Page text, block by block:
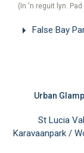
(In 'n reguit lyn.
False Bay
Urban
St Lucia
Karavaanpark /